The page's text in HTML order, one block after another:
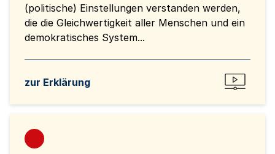
(politische) Einstellungen verstanden werden,
die die Gleichwertigkeit aller Menschen und ein
demokratisches System...
zur Erklärung